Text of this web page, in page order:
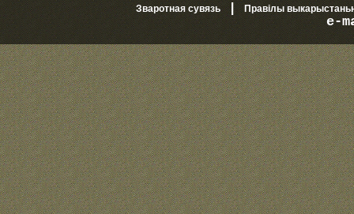
Зваротная сувязь| Правілы
e-